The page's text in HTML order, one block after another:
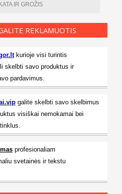
IR GROŽIS
REKLAMUOTIS
kurioje visi turintis
skelbti savo produktus ir
pardavimus.
galite skelbti savo skelbimus
visiškai nemokamai bei
profesionaliam
svetainės ir tekstu